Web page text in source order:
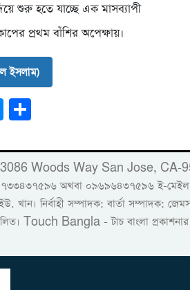
শুরু হতে যাচ্ছে এক মাসব্যাপী
প্রথম বাঁশির অপেক্ষায়।
ইসলাম)
Messenger
Pavel 3086 Woods Way San Jose,
অথবা ০৯৬৯৬৪৩৭৫৯৬ ই-
নির্বাহী সম্পাদক: বার্তা সম্পাদক:
Touch Bangla - টাচ বাংলা